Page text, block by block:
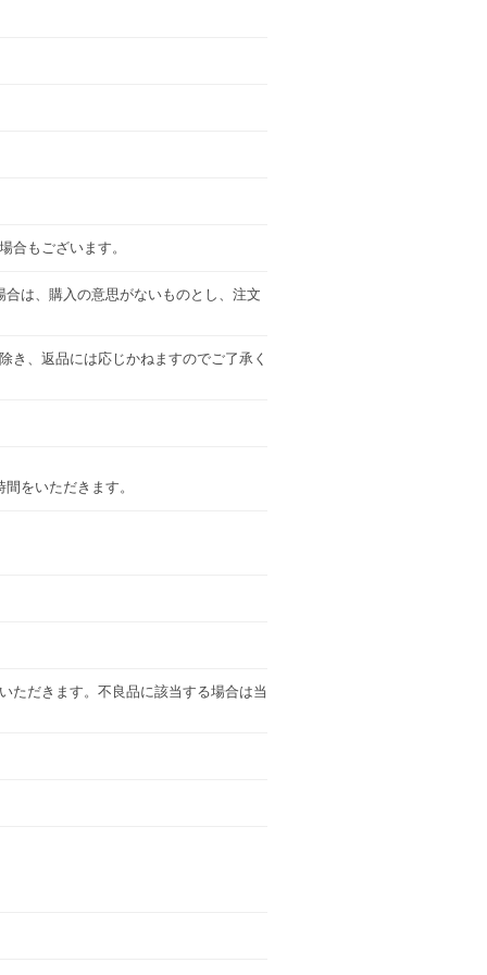
合もございます。
は、購入の意思がないものとし、注文
き、返品には応じかねますのでご了承く
をいただきます。
ただきます。不良品に該当する場合は当